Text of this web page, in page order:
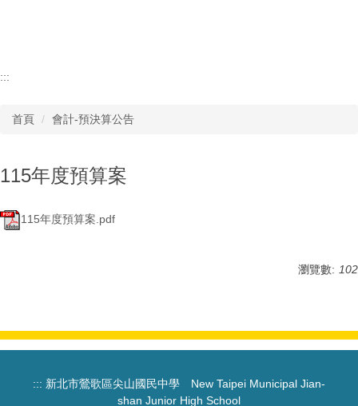
:::
首頁 會計-預決算公告
115年度預算案
115年度預算案.pdf
瀏覽數: 102
::: 新北市鶯歌區尖山國民中學 New Taipei Municipal Jian-
shan Junior High School